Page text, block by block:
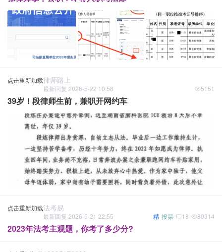
点击重新加载律师路上
最新回复 2026-5-22 10:58 5151
39岁！段律师生前，兼职开网约车
点击重新加载法考易
最新回复 2026-5-21 22:55 80314
18
投票
精
2023年法考主观题，你考了多少分?